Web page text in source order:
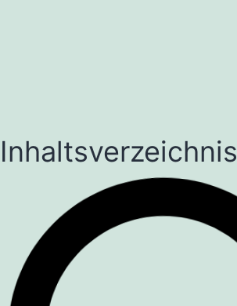
Inhaltsverzeichnis